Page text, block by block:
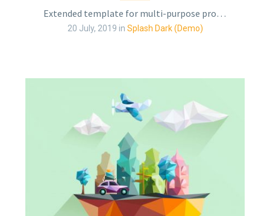
Extended template for multi-purpose projects
20 July, 2019 in Splash Dark (Demo)